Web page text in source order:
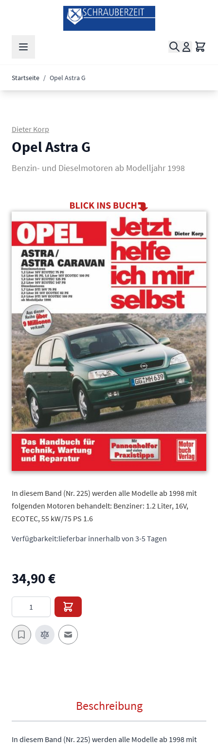
Zum Inhalt springen
Suche
Startseite / Opel Astra G
Dieter Korp
Opel Astra G
Benzin- und Dieselmotoren ab Modelljahr 1998
In diesem Band (Nr. 225) werden alle Modelle ab 1998 mit
folgenden Motoren behandelt: Benziner: 1.2 Liter, 16V,
ECOTEC, 55 kW/75 PS 1.6
Verfügbarkeit:lieferbar innerhalb von 3-5 Tagen
34,90 €
E-Mail an einen Freund
Beschreibung
In diesem Band (Nr. 225) werden alle Modelle ab 1998 mit